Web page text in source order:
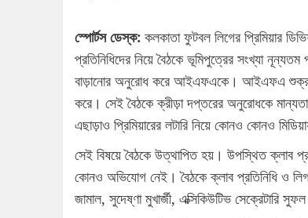
স্পোর্টস ডেস্ক:কলকাতা ফুটবল লিগের প্রিমিয়ার
প্রতিনিধিদের নিয়ে বৈঠকে ভূমিপুত্রের সংখ্যা
বাড়ানোর অনুরোধ করে আইএফএকে। আইএফএ শুক্রবার
করে। সেই বৈঠকে ক্রীড়া দপ্তরের অনুরোধকে
এছাড়াও প্রিমিয়ারের লটারি নিয়ে কোনও কোনও
সেই বিষয়ে বৈঠকে উত্থাপিত হয়। উপস্থিত ক্লাব
কোনও অভিযোগ নেই। বৈঠকে ক্লাব প্রতিনিধি ও
জামাল, সুদেষ্ণা মুখার্জী, এক্সিকিউটিভ সেক্রেটারি